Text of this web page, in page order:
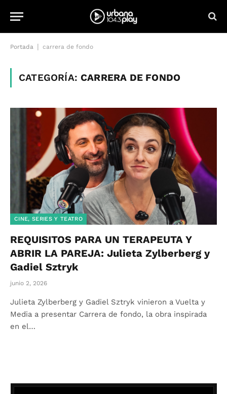
Portada carrera de fondo
CATEGORÍA:CARRERA DE FONDO
CINE, SERIES Y TEATRO
REQUISITOS PARA UN TERAPEUTA Y
ABRIR LA PAREJA: Julieta Zylberberg y
Gadiel Sztryk
junio 2, 2026
Julieta Zylberberg y Gadiel Sztryk vinieron a Vuelta y
Media a presentar Carrera de fondo, la obra inspirada
en el…